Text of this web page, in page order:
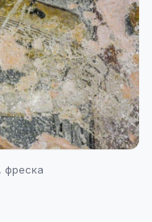
фреска